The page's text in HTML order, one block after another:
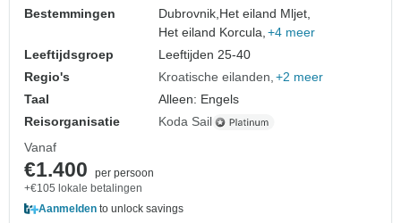
Bestemmingen
Dubrovnik,Het eiland Mljet,
Het eiland Korcula, +4 meer
Leeftijdsgroep
Leeftijden 25-40
Regio's
Kroatische eilanden +2 meer
Taal
Alleen: Engels
Reisorganisatie
Koda Sail
Vanaf
€1.400
per persoon
+€105 lokale betalingen
Aanmelden to unlock savings